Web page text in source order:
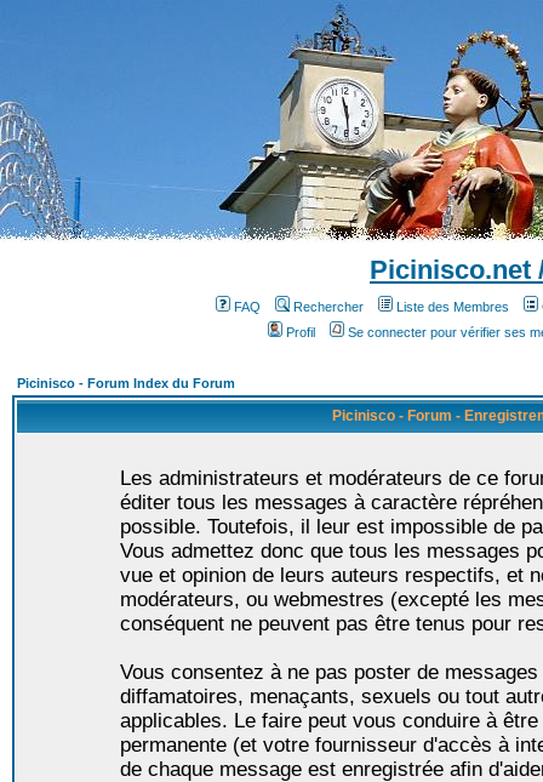
Picinisco.net
FAQ Rechercher Liste des Membres
Profil
Se connecter pour vérifier ses
Picinisco - Forum Index du Forum
Picinisco - Forum -
Les administrateurs et modérateurs de ce
éditer tous les messages à caractère
possible. Toutefois, il leur est impossible de
Vous admettez donc que tous les messages
vue et opinion de leurs auteurs respectifs, et
modérateurs, ou webmestres (excepté les
conséquent ne peuvent pas être tenus pour
Vous consentez à ne pas poster de
diffamatoires, menaçants, sexuels ou tout
applicables. Le faire peut vous conduire à
permanente (et votre fournisseur d'accès à
de chaque message est enregistrée afin